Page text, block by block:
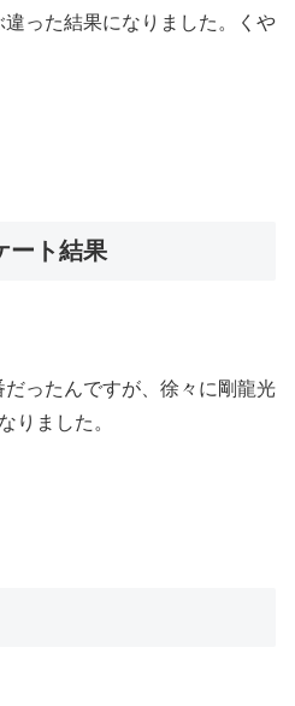
った結果になりました。くや
ート結果
ったんですが、徐々に剛龍光
りました。